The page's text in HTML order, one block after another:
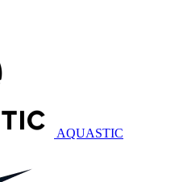
AQUASTIC